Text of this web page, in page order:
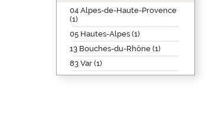
04 Alpes-de-Haute-Provence
(1)
05 Hautes-Alpes (1)
13 Bouches-du-Rhône (1)
83 Var (1)